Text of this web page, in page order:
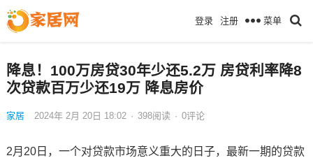
登录 注册 菜单
降息！100万房贷30年少还5.2万 房贷利率降8
次贷款百万少还19万 降息房价
家居 2024年 2月 20日 18:02 · 398阅读 · 0评论
2月20日，一个对贷款市场意义重大的日子，最新一期的贷款